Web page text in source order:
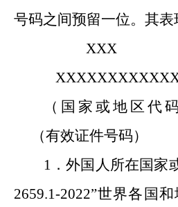
号码之间预留一位。其表
（国家或地区代
（有效证件
1．外国人所在国家
2659.1-2022”世界各国和